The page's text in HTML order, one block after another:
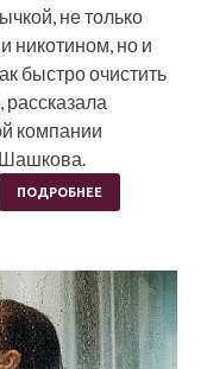
не только
никотином, но и
быстро очистить
рассказала
компании
Шашкова.
ПОДРОБНЕЕ